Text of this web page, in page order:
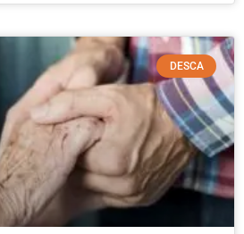
DESCA